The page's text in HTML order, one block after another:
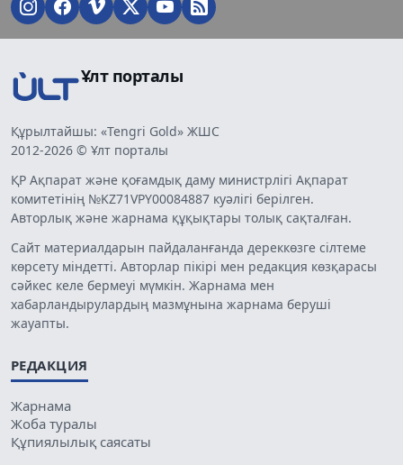
Ұлт порталы
Құрылтайшы: «Tengri Gold» ЖШС
2012-2026 © Ұлт порталы
ҚР Ақпарат және қоғамдық даму министрлігі Ақпарат
комитетінің №KZ71VPY00084887 куәлігі берілген.
Авторлық және жарнама құқықтары толық сақталған.
Сайт материалдарын пайдаланғанда дереккөзге сілтеме
көрсету міндетті. Авторлар пікірі мен редакция көзқарасы
сәйкес келе бермеуі мүмкін. Жарнама мен
хабарландырулардың мазмұнына жарнама беруші
жауапты.
РЕДАКЦИЯ
Жарнама
Жоба туралы
Құпиялылық саясаты